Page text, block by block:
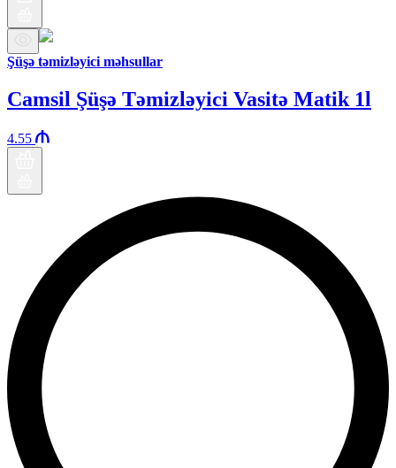
Şüşə təmizləyici məhsullar
Camsil Şüşə Təmizləyici Vasitə Matik 1l
4.55